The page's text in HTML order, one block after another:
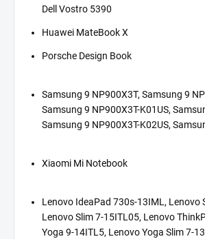
Dell Vostro 5390
Huawei MateBook X
Porsche Design Book
Samsung 9 NP900X3T, Samsung 9
Samsung 9 NP900X3T-K01US,
Samsung 9 NP900X3T-K02US,
Xiaomi Mi Notebook
Lenovo IdeaPad 730s-13IML, Lenovo
Lenovo Slim 7-15ITL05, Lenovo
Yoga 9-14ITL5, Lenovo Yoga Slim 7-